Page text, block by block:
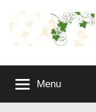
contenuto
RGS
Wines:
Rappresentanze
Menu